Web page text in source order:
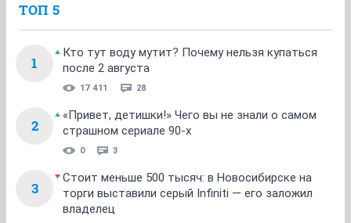
ТОП 5
1
Кто тут воду мутит? Почему нельзя купаться
после 2 августа
17 411 28
2
«Привет, детишки!» Чего вы не знали о самом
страшном сериале 90-х
0 3
3
Стоит меньше 500 тысяч: в Новосибирске на
торги выставили серый Infiniti — его заложил
владелец